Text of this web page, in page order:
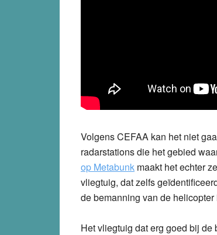
Volgens CEFAA kan het niet
radarstations die het gebied
op Metabunk maakt het echter
vliegtuig, dat zelfs
de bemanning van de
Het vliegtuig dat erg goed bij